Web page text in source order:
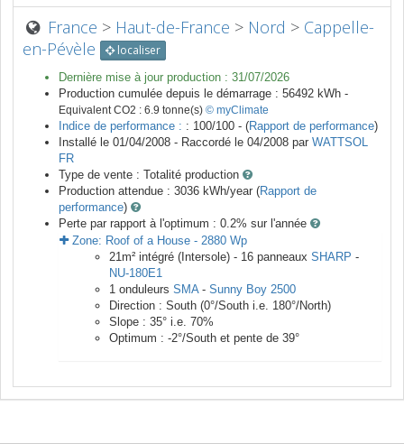
France > Haut-de-France > Nord > Cappelle-
en-Pévèle
localiser
Dernière mise à jour production : 31/07/2026
Production cumulée depuis le démarrage : 56492 kWh -
Equivalent CO2 : 6.9 tonne(s) © myClimate
Indice de performance : : 100/100 - (Rapport de performance)
Installé le 01/04/2008 - Raccordé le 04/2008 par WATTSOL
FR
Type de vente : Totalité production
Production attendue : 3036 kWh/year (Rapport de
performance)
Perte par rapport à l'optimum : 0.2% sur l'année
Zone: Roof of a House - 2880 Wp
21m² intégré (Intersole) - 16 panneaux SHARP -
NU-180E1
1 onduleurs SMA- Sunny Boy 2500
Direction : South (0°/South i.e. 180°/North)
Slope : 35° i.e. 70%
Optimum : -2°/South et pente de 39°